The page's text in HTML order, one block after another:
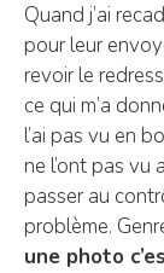
Quand j’ai
pour leur
revoir le
ce qui m’a
l’ai pas vu en
ne l’ont pas vu
passer au
problème.
une photo